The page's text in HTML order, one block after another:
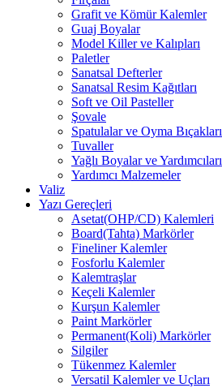
Grafit ve Kömür Kalemler
Guaj Boyalar
Model Killer ve Kalıpları
Paletler
Sanatsal Defterler
Sanatsal Resim Kağıtları
Soft ve Oil Pasteller
Şovale
Spatulalar ve Oyma Bıçakları
Tuvaller
Yağlı Boyalar ve Yardımcıları
Yardımcı Malzemeler
Valiz
Yazı Gereçleri
Asetat(OHP/CD) Kalemleri
Board(Tahta) Markörler
Fineliner Kalemler
Fosforlu Kalemler
Kalemtraşlar
Keçeli Kalemler
Kurşun Kalemler
Paint Markörler
Permanent(Koli) Markörler
Silgiler
Tükenmez Kalemler
Versatil Kalemler ve Uçları